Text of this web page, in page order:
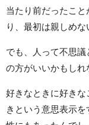
当たり前だったこ
り、最初は親しめな
でも、人って不思
の方がいいかもしれ
好きなときに好き
きという意思表示